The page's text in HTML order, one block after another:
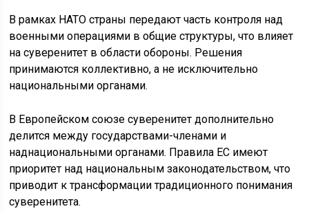
В рамках НАТО страны передают часть контроля над
военными операциями в общие структуры, что влияет
на суверенитет в области обороны. Решения
принимаются коллективно, а не исключительно
национальными органами.
В Европейском союзе суверенитет дополнительно
делится между государствами-членами и
наднациональными органами. Правила ЕС имеют
приоритет над национальным законодательством, что
приводит к трансформации традиционного понимания
суверенитета.